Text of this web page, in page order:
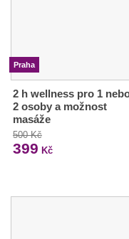
Praha
2 h wellness pro 1
2 osoby a možnost
masáže
500 Kč
399 Kč